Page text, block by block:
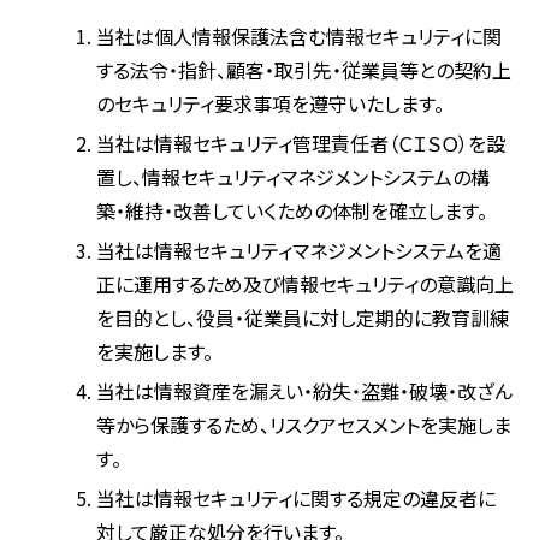
当社は個人情報保護法含む情報セキュリティに関
する法令・指針、顧客・取引先・従業員等との契約上
のセキュリティ要求事項を遵守いたします。
当社は情報セキュリティ管理責任者（ＣＩＳＯ）を設
置し、情報セキュリティマネジメントシステムの構
築・維持・改善していくための体制を確立します。
当社は情報セキュリティマネジメントシステムを適
正に運用するため及び情報セキュリティの意識向上
を目的とし、役員・従業員に対し定期的に教育訓練
を実施します。
当社は情報資産を漏えい・紛失・盗難・破壊・改ざん
等から保護するため、リスクアセスメントを実施しま
す。
当社は情報セキュリティに関する規定の違反者に
対して厳正な処分を行います。